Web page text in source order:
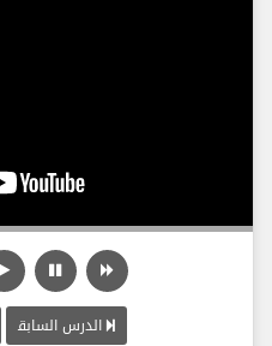
الدرس السابق